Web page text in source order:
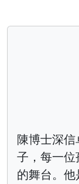
陳博士深
子，每一位
的舞台。